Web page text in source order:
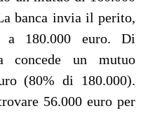
banca invia il perito,
a 180.000 euro. Di
concede un mutuo
(80% di 180.000).
56.000 euro per